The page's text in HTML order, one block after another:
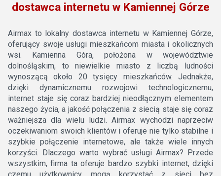
dostawca internetu w Kamiennej Górze
Airmax to lokalny dostawca internetu w Kamiennej Górze,
oferujący swoje usługi mieszkańcom miasta i okolicznych
wsi. Kamienna Góra, położona w województwie
dolnośląskim, to niewielkie miasto z liczbą ludności
wynoszącą około 20 tysięcy mieszkańców. Jednakże,
dzięki dynamicznemu rozwojowi technologicznemu,
internet staje się coraz bardziej nieodłącznym elementem
naszego życia, a jakość połączenia z siecią staje się coraz
ważniejsza dla wielu ludzi. Airmax wychodzi naprzeciw
oczekiwaniom swoich klientów i oferuje nie tylko stabilne i
szybkie połączenie internetowe, ale także wiele innych
korzyści. Dlaczego warto wybrać usługi Airmax? Przede
wszystkim, firma ta oferuje bardzo szybki internet, dzięki